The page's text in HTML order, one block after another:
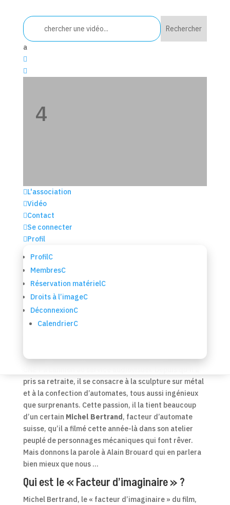
a


4
L'association
Vidéo
Contact
Se connecter
Profil
ProfilC
MembresC
Réservation matérielC
Droits à l’imageC
DéconnexionC
CalendrierC
Le Facteur d’imaginaire
parJean-Dominique GAUTHIER
Artisanat, Portrait,
L’origine d’une passion
lequel a effectué une bonne partie de sa carrière au
pris sa retraite, il se consacre à la sculpture sur métal
et à la confection d’automates, tous aussi ingénieux
que surprenants. Cette passion, il la tient beaucoup
d’un certain Michel Bertrand , facteur d’automate
suisse, qu’il a filmé cette année-là dans son atelier
peuplé de personnages mécaniques qui font rêver.
Mais donnons la parole à Alain Brouard qui en parlera
bien mieux que nous …
Qui est le « Facteur d’imaginaire » ?
Michel Bertrand, le « facteur d’imaginaire » du film,